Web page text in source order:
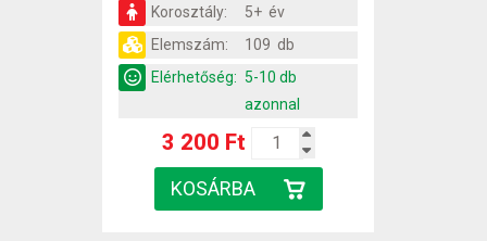
Korosztály:
5+ év
Elemszám:
109 db
Elérhetőség: 5-10 db
azonnal
3 200 Ft